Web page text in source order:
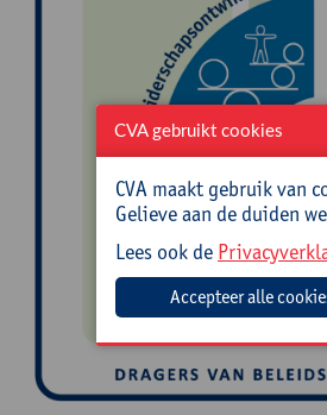
CVA gebruikt cookies
CVA maakt gebruik van
Gelieve aan de duiden
Lees ook de